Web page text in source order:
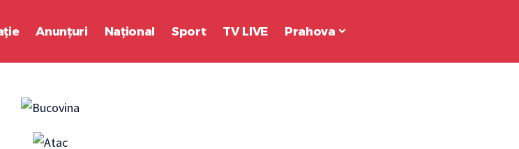
Anunțuri Național Sport TV LIVE Prahova